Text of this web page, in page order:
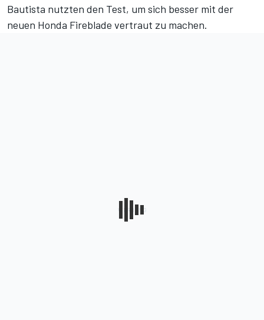
Bautista nutzten den Test, um sich besser mit der
neuen Honda Fireblade vertraut zu machen.